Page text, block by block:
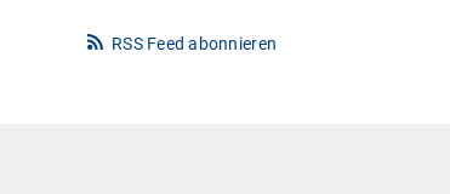
RSS Feed abonnieren